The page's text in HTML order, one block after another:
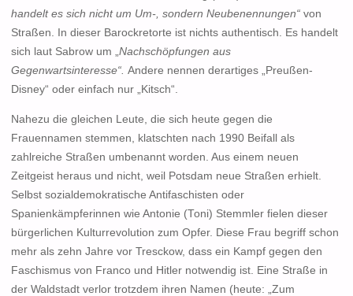
handelt es sich nicht um Um-, sondern Neubenennungen“ von
Straßen. In dieser Barockretorte ist nichts authentisch. Es handelt
sich laut Sabrow um „Nachschöpfungen aus
Gegenwartsinteresse“. Andere nennen derartiges „Preußen-
Disney“ oder einfach nur „Kitsch“.
Nahezu die gleichen Leute, die sich heute gegen die
Frauennamen stemmen, klatschten nach 1990 Beifall als
zahlreiche Straßen umbenannt worden. Aus einem neuen
Zeitgeist heraus und nicht, weil Potsdam neue Straßen erhielt.
Selbst sozialdemokratische Antifaschisten oder
Spanienkämpferinnen wie Antonie (Toni) Stemmler fielen dieser
bürgerlichen Kulturrevolution zum Opfer. Diese Frau begriff schon
mehr als zehn Jahre vor Tresckow, dass ein Kampf gegen den
Faschismus von Franco und Hitler notwendig ist. Eine Straße in
der Waldstadt verlor trotzdem ihren Namen (heute: „Zum